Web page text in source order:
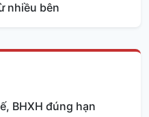
nhiều bên
BHXH đúng hạn